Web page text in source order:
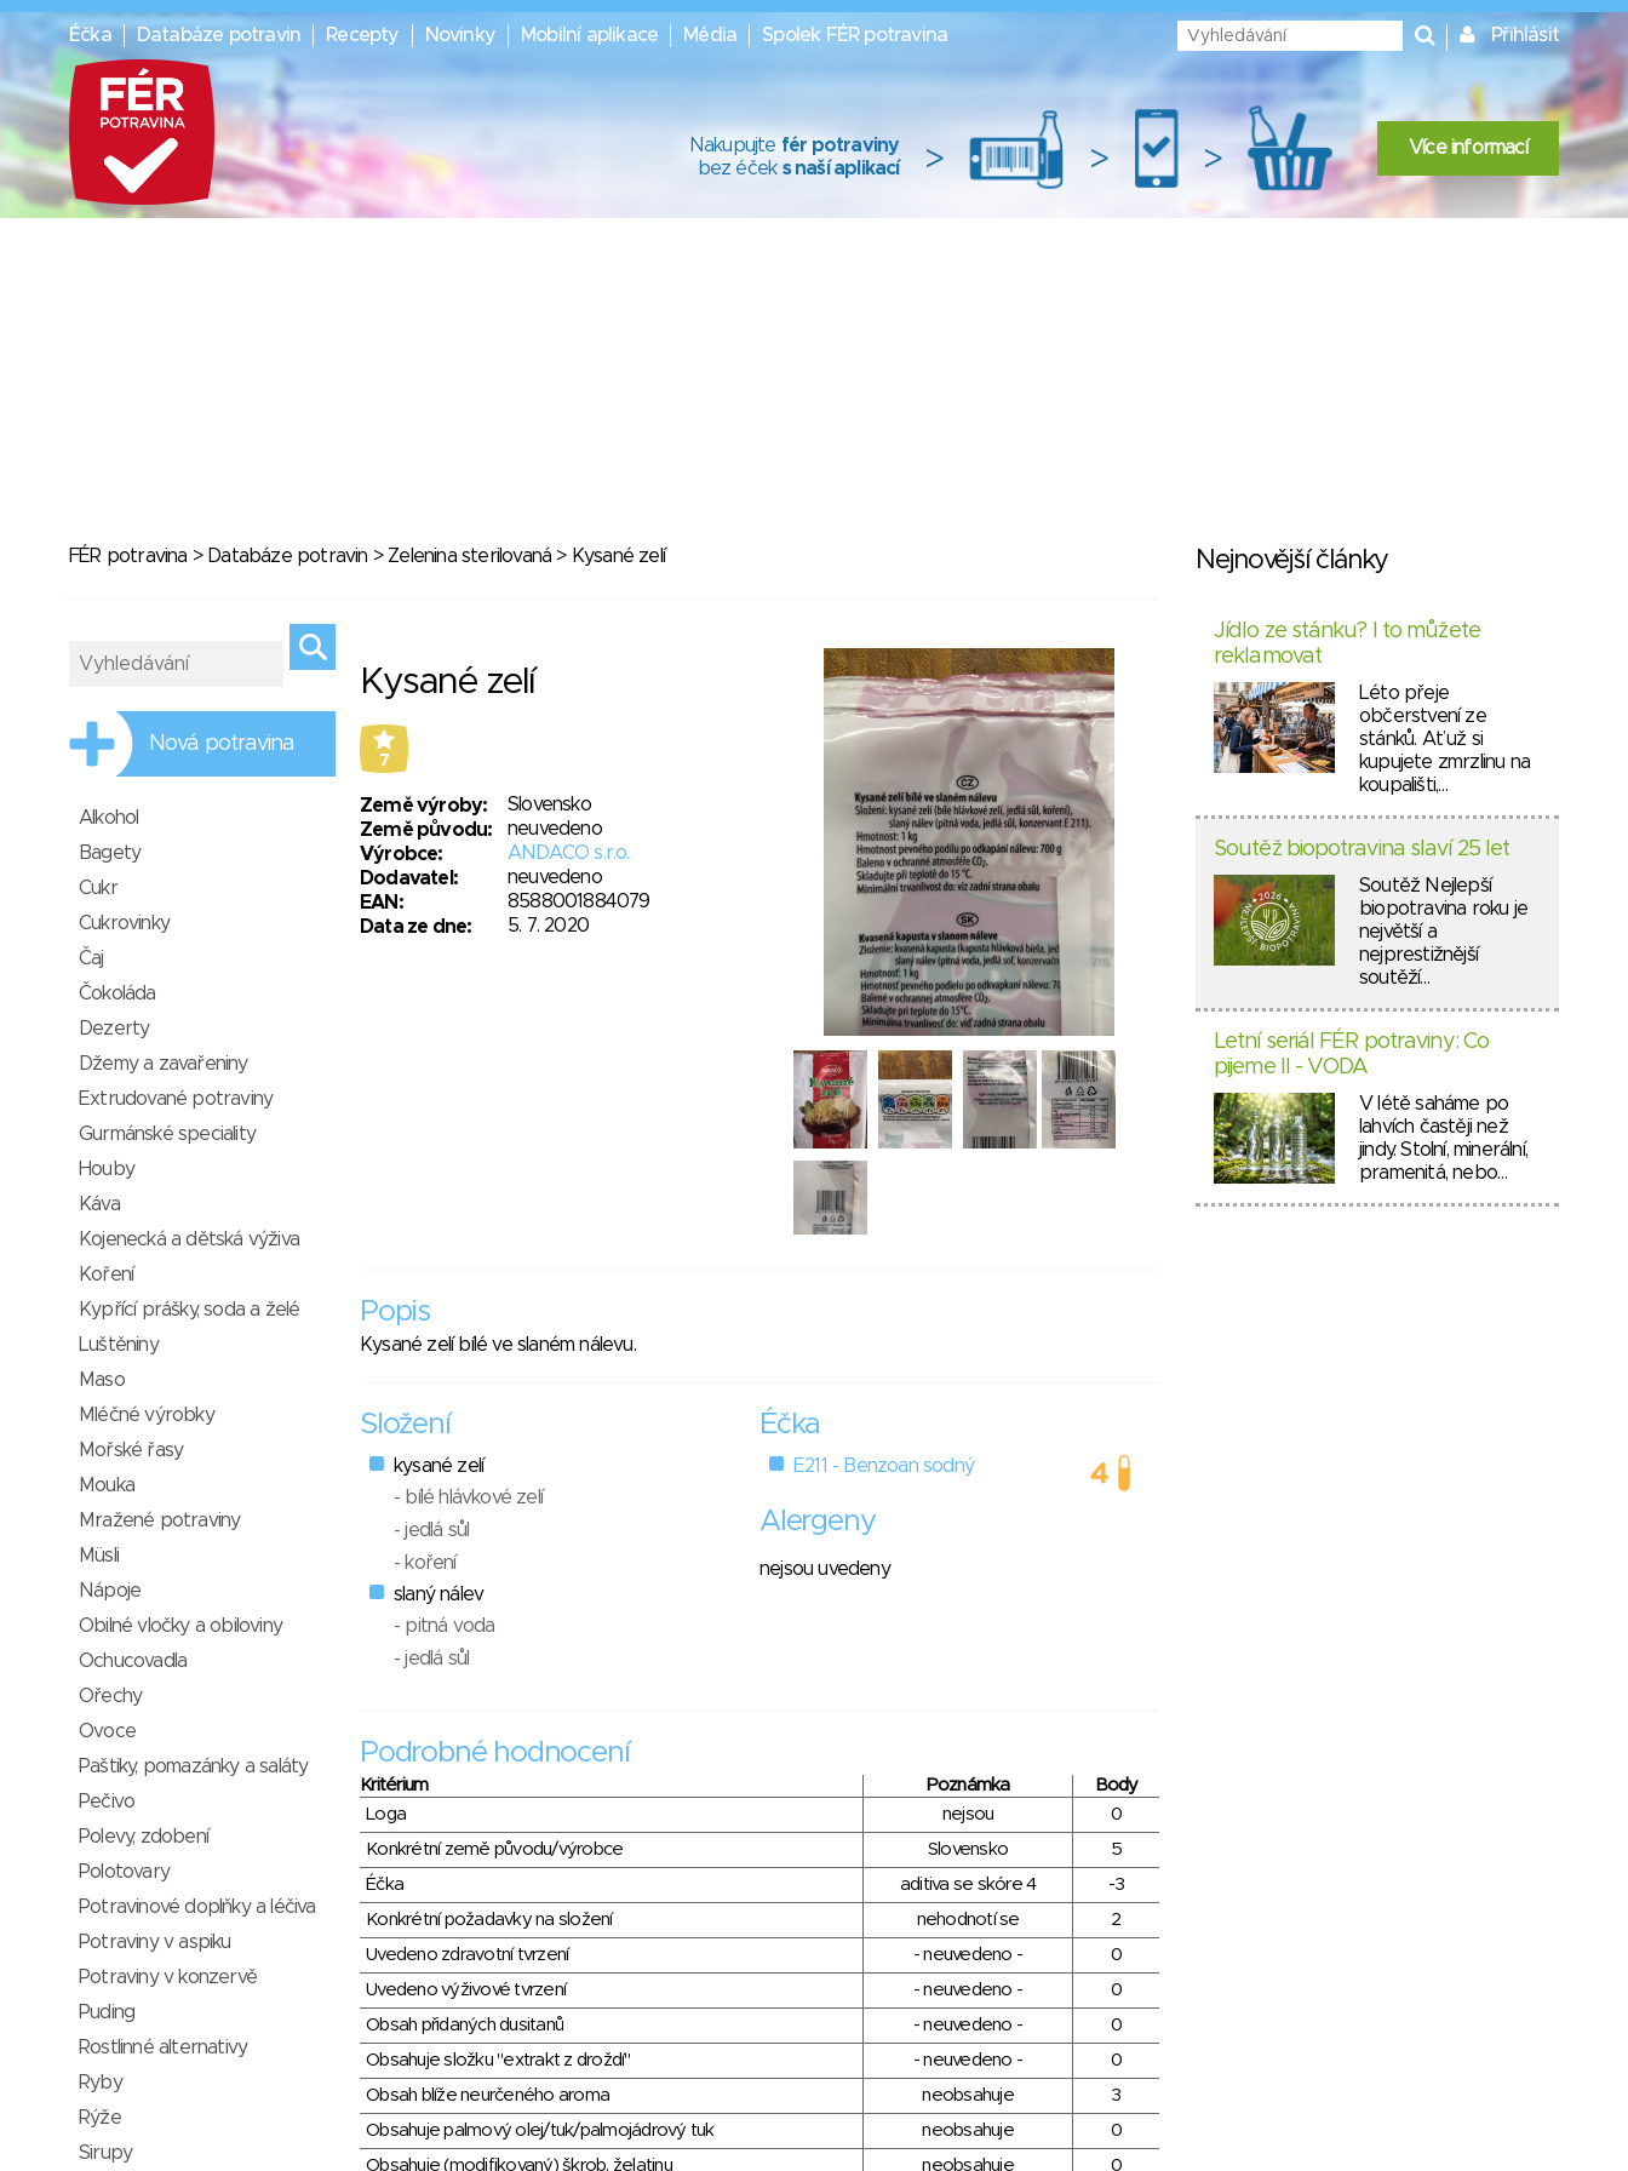
Éčka Databáze potravin Recepty Novinky Mobilní aplikace Média Spolek FÉR potravina Přihlásit
Nakupujte fér potraviny
bez éček s naší aplikací > > > Více informací
FÉR potravina > Databáze potravin > Zelenina sterilovaná > Kysané zelí
Kysané zelí
7
Země výroby:
Slovensko
Země původu:
neuvedeno
Výrobce:
ANDACO s.r.o.
Dodavatel:
neuvedeno
EAN:
8588001884079
Data ze dne:
5. 7. 2020
Popis
Kysané zelí bílé ve slaném nálevu.
Složení
kysané zelí
- bílé hlávkové zelí
- jedlá sůl
- koření
slaný nálev
- pitná voda
- jedlá sůl
Éčka
E211 - Benzoan sodný
Alergeny
nejsou uvedeny
Podrobné hodnocení
Kritérium Poznámka
Body
Loga
nejsou
0
Konkrétní země původu/výrobce
Slovensko
5
Éčka
aditiva se skóre 4
-3
Konkrétní požadavky na složení
nehodnotí se
2
Uvedeno zdravotní tvrzení
- neuvedeno -
0
Uvedeno výživové tvrzení
- neuvedeno -
0
Obsah přidaných dusitanů
- neuvedeno -
0
Obsahuje složku "extrakt z droždí"
- neuvedeno -
0
Obsah blíže neurčeného aroma
neobsahuje
3
Obsahuje palmový olej/tuk/palmojádrový tuk
neobsahuje
0
Obsahuje (modifikovaný) škrob, želatinu
neobsahuje 0
Nová potravina
Alkohol
Bagety
Cukr
Cukrovinky
Čaj
Čokoláda
Dezerty
Džemy a zavařeniny
Extrudované potraviny
Gurmánské speciality
Houby
Káva
Kojenecká a dětská výživa
Koření
Kypřící prášky, soda a želé
Luštěniny
Maso
Mléčné výrobky
Mořské řasy
Mouka
Mražené potraviny
Müsli
Nápoje
Obilné vločky a obiloviny
Ochucovadla
Ořechy
Ovoce
Paštiky, pomazánky a saláty
Pečivo
Polevy, zdobení
Polotovary
Potravinové doplňky a léčiva
Potraviny v aspiku
Potraviny v konzervě
Puding
Rostlinné alternativy
Ryby
Rýže
Sirupy
Nejnovější články
Jídlo ze stánku? I to můžete
reklamovat
Léto přeje
občerstvení ze
stánků. Ať už si
kupujete zmrzlinu na
koupališti,…
Soutěž biopotravina slaví 25 let
Soutěž Nejlepší
biopotravina roku je
největší a
nejprestižnější
soutěží…
Letní seriál FÉR potraviny: Co
pijeme II - VODA
V létě saháme po
lahvích častěji než
jindy. Stolní, minerální,
pramenitá, nebo…